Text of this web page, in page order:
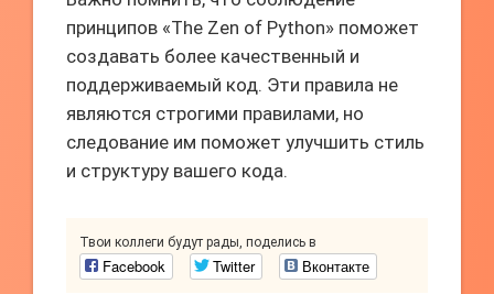
принципов «The Zen of Python» поможет
создавать более качественный и
поддерживаемый код. Эти правила не
являются строгими правилами, но
следование им поможет улучшить стиль
и структуру вашего кода.
Твои коллеги будут рады, поделись в
Facebook Twitter Вконтакте